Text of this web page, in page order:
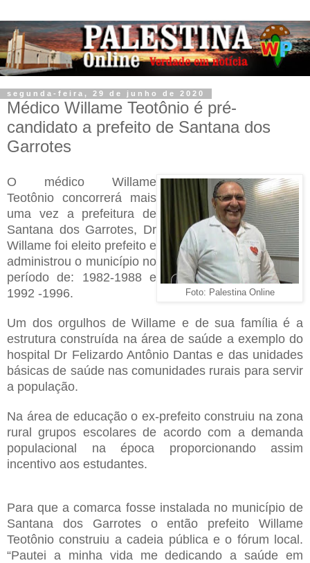
segunda-feira, 29 de junho de 2020
Médico Willame Teotônio é pré-
candidato a prefeito de Santana dos
Garrotes
Foto: Palestina Online
O médico Willame
Teotônio concorrerá mais
uma vez a prefeitura de
Santana dos Garrotes, Dr
Willame foi eleito prefeito e
administrou o município no
período de: 1982-1988 e
1992 -1996.
Um dos orgulhos de Willame e de sua família é a
estrutura construída na área de saúde a exemplo do
hospital Dr Felizardo Antônio Dantas e das unidades
básicas de saúde nas comunidades rurais para servir
a população.
Na área de educação o ex-prefeito construiu na zona
rural grupos escolares de acordo com a demanda
populacional na época proporcionando assim
incentivo aos estudantes.
Para que a comarca fosse instalada no município de
Santana dos Garrotes o então prefeito Willame
Teotônio construiu a cadeia pública e o fórum local.
“Pautei a minha vida me dedicando a saúde em